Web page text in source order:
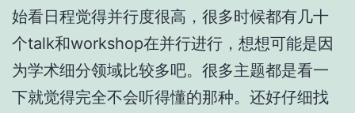
始看日程觉得并行度很高，很多时候都有几十
个talk和workshop在并行进行，想想可能是因
为学术细分领域比较多吧。很多主题都是看一
下就觉得完全不会听得懂的那种。还好仔细找